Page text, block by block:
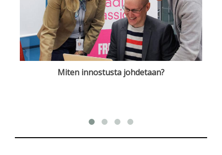
Miten innostusta johdetaan?